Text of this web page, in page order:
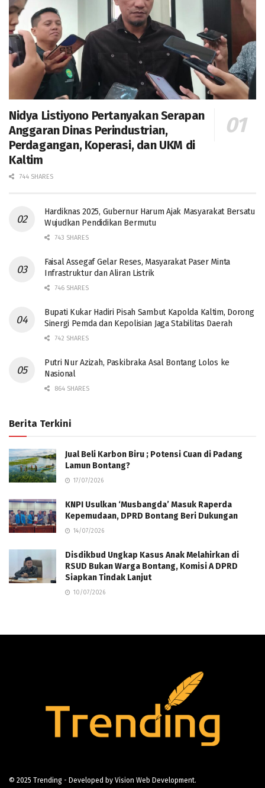
Nidya Listiyono Pertanyakan Serapan
Anggaran Dinas Perindustrian,
Perdagangan, Koperasi, dan UKM di
Kaltim
744 SHARES
Hardiknas 2025, Gubernur Harum Ajak Masyarakat Bersatu
Wujudkan Pendidikan Bermutu
743 SHARES
Faisal Assegaf Gelar Reses, Masyarakat Paser Minta
Infrastruktur dan Aliran Listrik
746 SHARES
Bupati Kukar Hadiri Pisah Sambut Kapolda Kaltim, Dorong
Sinergi Pemda dan Kepolisian Jaga Stabilitas Daerah
742 SHARES
Putri Nur Azizah, Paskibraka Asal Bontang Lolos ke
Nasional
864 SHARES
Berita Terkini
Jual Beli Karbon Biru ; Potensi Cuan di Padang
Lamun Bontang?
17/07/2026
KNPI Usulkan ‘Musbangda’ Masuk Raperda
Kepemudaan, DPRD Bontang Beri Dukungan
14/07/2026
Disdikbud Ungkap Kasus Anak Melahirkan di
RSUD Bukan Warga Bontang, Komisi A DPRD
Siapkan Tindak Lanjut
10/07/2026
© 2025 Trending - Developed by Vision Web Development.